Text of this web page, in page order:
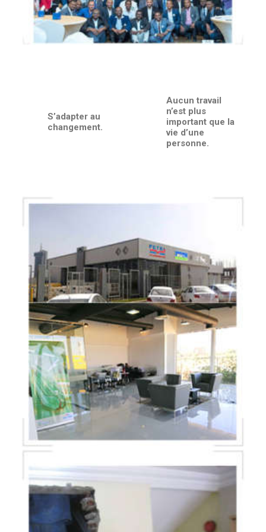
S’adapter au
changement.
Aucun travail
n’est plus
important que la
vie d’une
personne.